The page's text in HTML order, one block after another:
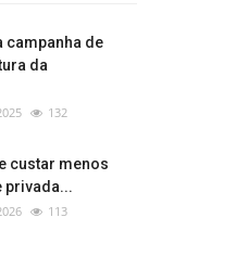
campanha de
da
132
custar menos
privada...
113